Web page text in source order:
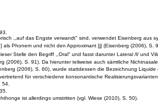
,,auf das Engste verwandt" sind, verwendet Eisenberg aus
] als Phonem und nicht den Approximant [j] (Eisenberg (2006), S.
Stelle den Begriff ,,Oral" und fasst darunter Lateral /l/ und
(2006), S. 91). Da hierunter teilweise auch sämtliche
(2006), S. 60), wurde stattdessen die Bezeichnung Liquide
für verschiedene konsonantische
54.
ist allerdings umstritten (vgl. Wiese (2010), S. 50).